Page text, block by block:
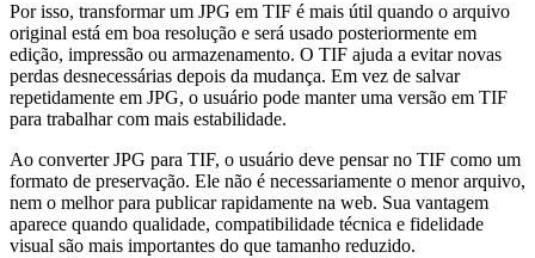
Por isso, transformar um JPG em TIF é mais útil quando o arquivo
original está em boa resolução e será usado posteriormente em
edição, impressão ou armazenamento. O TIF ajuda a evitar novas
perdas desnecessárias depois da mudança. Em vez de salvar
repetidamente em JPG, o usuário pode manter uma versão em TIF
para trabalhar com mais estabilidade.
Ao converter JPG para TIF, o usuário deve pensar no TIF como um
formato de preservação. Ele não é necessariamente o menor arquivo,
nem o melhor para publicar rapidamente na web. Sua vantagem
aparece quando qualidade, compatibilidade técnica e fidelidade
visual são mais importantes do que tamanho reduzido.